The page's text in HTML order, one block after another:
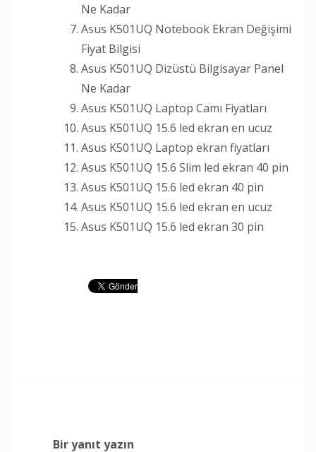
Ne Kadar
Asus K501UQ Notebook Ekran Değişimi
Fiyat Bilgisi
Asus K501UQ Dizüstü Bilgisayar Panel
Ne Kadar
Asus K501UQ Laptop Camı Fiyatları
Asus K501UQ 15.6 led ekran en ucuz
Asus K501UQ Laptop ekran fiyatları
Asus K501UQ 15.6 Slim led ekran 40 pin
Asus K501UQ 15.6 led ekran 40 pin
Asus K501UQ 15.6 led ekran en ucuz
Asus K501UQ 15.6 led ekran 30 pin
Bir yanıt yazın